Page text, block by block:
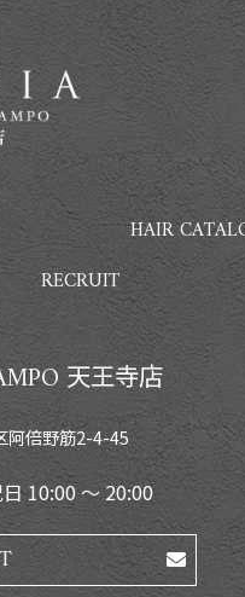
HAIR
RECRUIT
天王寺店
阿倍野筋2-4-45
10:00 〜 20:00